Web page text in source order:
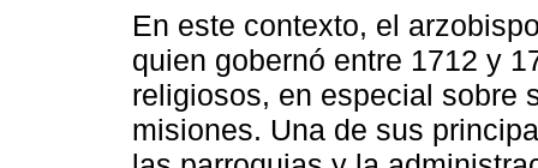
En este contexto, el
quien gobernó entre 1712 y
religiosos, en especial sobre
misiones. Una de sus